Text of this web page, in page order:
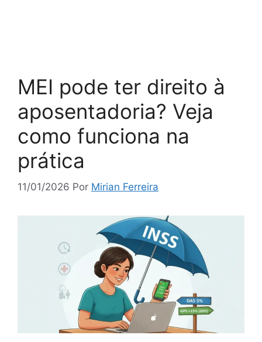
MEI pode ter direito à
aposentadoria? Veja
como funciona na
prática
11/01/2026 Por Mirian Ferreira